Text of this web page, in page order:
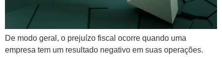
De modo geral, o prejuízo fiscal ocorre quando uma
empresa tem um resultado negativo em suas operações.